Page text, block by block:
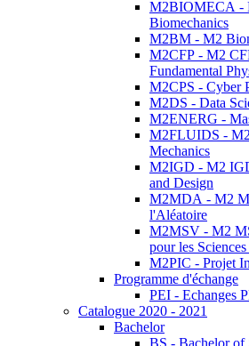
M2BIOMECA -
Biomechanics
M2BM - M2
M2CFP - M2
Fundamental
M2CPS - Cyber
M2DS - Data
M2ENERG -
M2FLUIDS -
Mechanics
M2IGD - M2
and Design
M2MDA - M2
l'Aléatoire
M2MSV - M2
pour les
M2PIC - Projet
Programme d'échange
PEI - Echanges
Catalogue 2020 - 2021
Bachelor
BS - Bachelor of